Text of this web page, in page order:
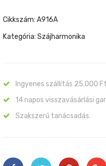
Cikkszám: A916A
Kategória: Szájharmonika
Ingyenes szállítás 25.000
14 napos visszavásárlási
Szakszerű tanácsadás.